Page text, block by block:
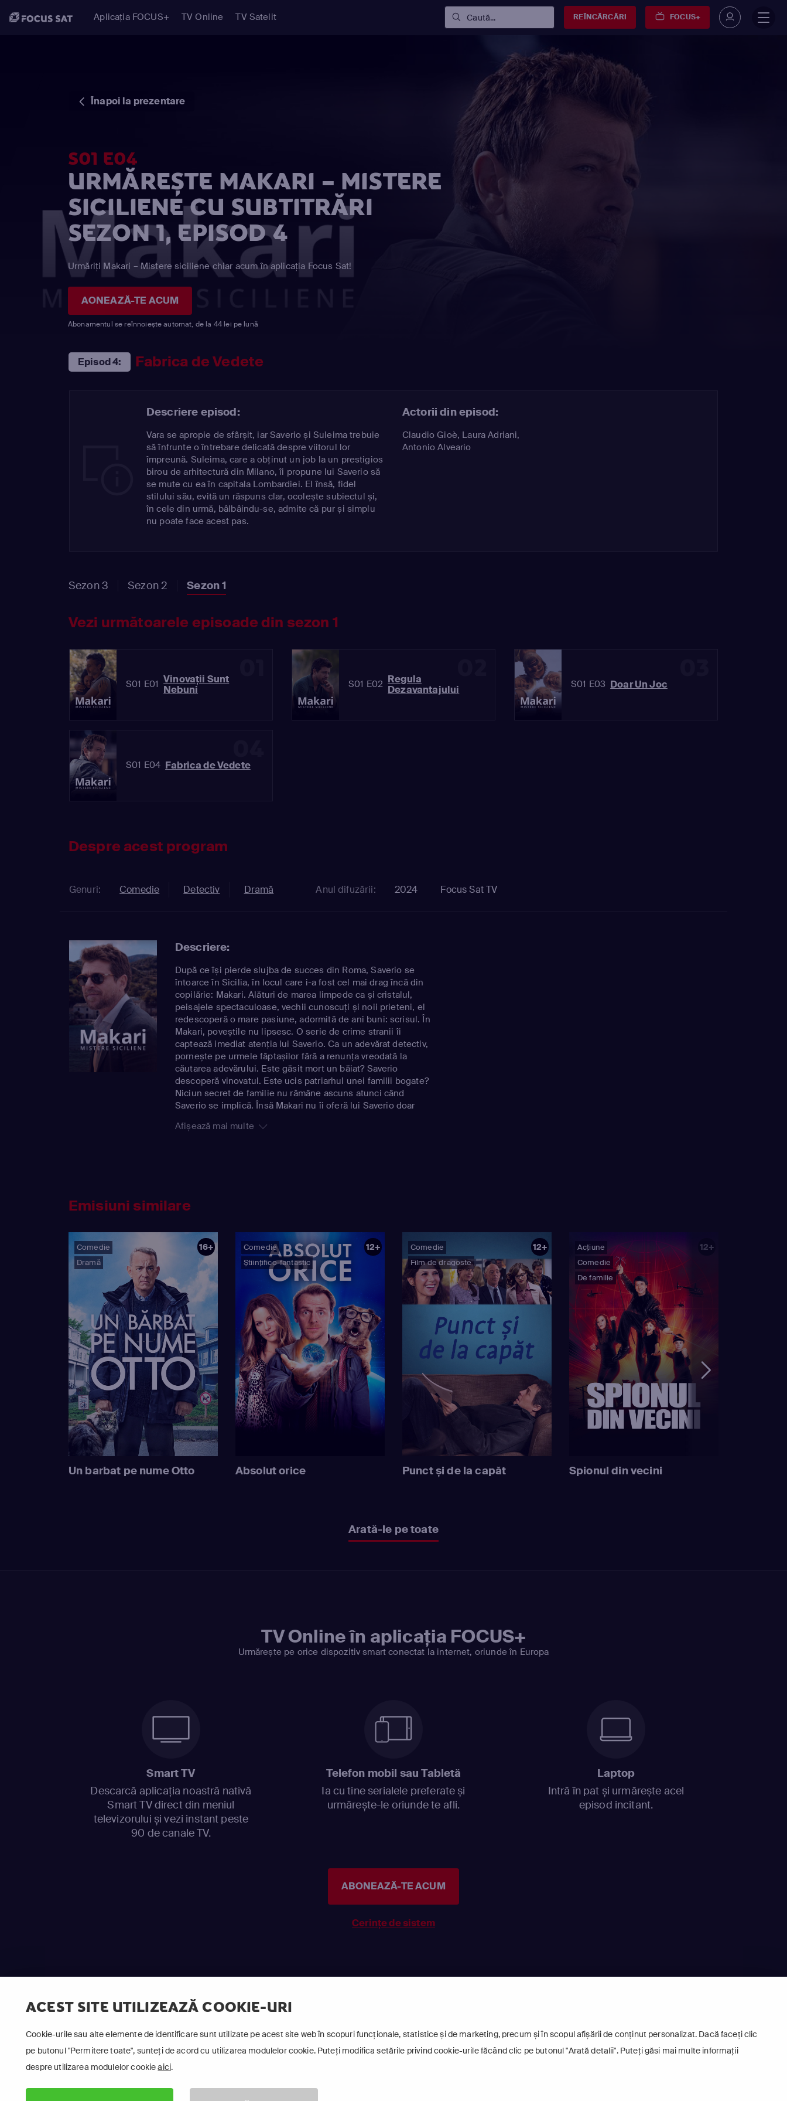
ACEST SITE UTILIZEAZĂ COOKIE-URI
Cookie-urile sau alte elemente de identificare sunt utilizate pe acest site web în scopuri funcționale, statistice și de marketing, precum și în scopul afișării de conținut personalizat. Dacă faceți clic
pe butonul "Permitere toate", sunteți de acord cu utilizarea modulelor cookie. Puteți modifica setările privind cookie-urile făcând clic pe butonul "Arată detalii". Puteți găsi mai multe informații
despre utilizarea modulelor cookieaici.
Aplicația FOCUS+ TV Online TV Satelit Caută... REÎNCĂRCĂRI FOCUS+
Înapoi la prezentare
S01 E04
URMĂREȘTE MAKARI – MISTERE
SICILIENE CU SUBTITRĂRI
SEZON 1, EPISOD 4
Urmăriți Makari – Mistere siciliene chiar acum în aplicația Focus Sat!
AONEAZĂ-TE ACUM
Abonamentul se reînnoiește automat, de la 44 lei pe lună
Episod 4: Fabrica de Vedete
Descriere episod:
Vara se apropie de sfârșit, iar Saverio și Suleima trebuie
să înfrunte o întrebare delicată despre viitorul lor
împreună. Suleima, care a obținut un job la un prestigios
birou de arhitectură din Milano, îi propune lui Saverio să
se mute cu ea în capitala Lombardiei. El însă, fidel
stilului său, evită un răspuns clar, ocolește subiectul și,
în cele din urmă, bâlbâindu-se, admite că pur și simplu
nu poate face acest pas.
Actorii din episod:
Claudio Gioè, Laura Adriani,
Antonio Alveario
Sezon 3 Sezon 2 Sezon 1
Vezi următoarele episoade din sezon 1
S01 E01 Vinovații Sunt
Nebuni
S01 E02 Regula
Dezavantajului
S01 E03 Doar Un Joc
S01 E04 Fabrica de Vedete
Despre acest program
Genuri: Comedie Detectiv Dramă Anul difuzării: 2024 Focus Sat TV
Descriere:
După ce își pierde slujba de succes din Roma, Saverio se
întoarce în Sicilia, în locul care i-a fost cel mai drag încă din
copilărie: Makari. Alături de marea limpede ca și cristalul,
peisajele spectaculoase, vechii cunoscuți și noii prieteni, el
redescoperă o mare pasiune, adormită de ani buni: scrisul. În
Makari, poveștile nu lipsesc. O serie de crime stranii îi
captează imediat atenția lui Saverio. Ca un adevărat detectiv,
pornește pe urmele făptașilor fără a renunța vreodată la
căutarea adevărului. Este găsit mort un băiat? Saverio
descoperă vinovatul. Este ucis patriarhul unei familii bogate?
Niciun secret de familie nu rămâne ascuns atunci când
Saverio se implică. Însă Makari nu îi oferă lui Saverio doar
a descoperi iubirea adevărată.
Afișează mai multe
Emisiuni similare
Comedie
Dramă
16+
Un barbat pe nume Otto
Comedie
Științifico-fantastic
12+
Absolut orice
Comedie
Film de dragoste
12+
Punct și de la capăt
Acțiune
Comedie
De familie
12+
Spionul din vecini
Arată-le pe toate
TV Online în aplicația FOCUS+
Urmărește pe orice dispozitiv smart conectat la internet, oriunde în Europa
Smart TV
Descarcă aplicația noastră nativă
Smart TV direct din meniul
televizorului și vezi instant peste
90 de canale TV.
Telefon mobil sau Tabletă
Ia cu tine serialele preferate și
urmărește-le oriunde te afli.
Laptop
Intră în pat și urmărește acel
episod incitant.
ABONEAZĂ-TE ACUM
Cerințe de sistem